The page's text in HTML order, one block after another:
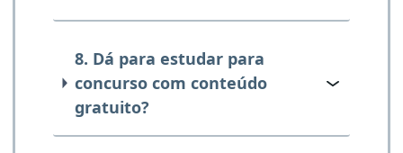
8. Dá para estudar para
concurso com conteúdo
gratuito?